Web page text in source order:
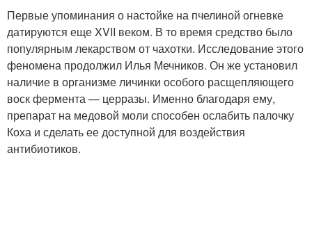
Первые упоминания о настойке на пчелиной огневке
датируются еще XVII веком. В то время средство было
популярным лекарством от чахотки. Исследование этого
феномена продолжил Илья Мечников. Он же установил
наличие в организме личинки особого расщепляющего
воск фермента — церразы. Именно благодаря ему,
препарат на медовой моли способен ослабить палочку
Коха и сделать ее доступной для воздействия
антибиотиков.